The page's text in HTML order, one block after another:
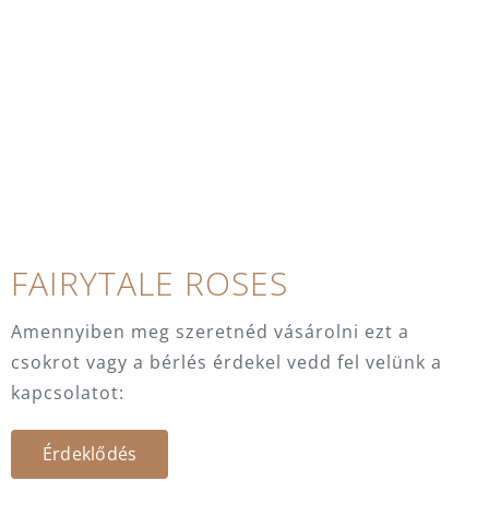
FAIRYTALE ROSES
Amennyiben meg szeretnéd vásárolni ezt a
csokrot vagy a bérlés érdekel vedd fel velünk a
kapcsolatot:
Érdeklődés